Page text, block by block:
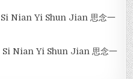
Si Nian Yi Shun Jian 思念一
Si Nian Yi Shun Jian 思念一